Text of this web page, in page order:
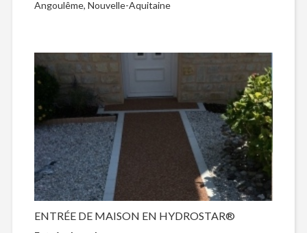
Angoulême, Nouvelle-Aquitaine
ENTRÉE DE MAISON EN HYDROSTAR®